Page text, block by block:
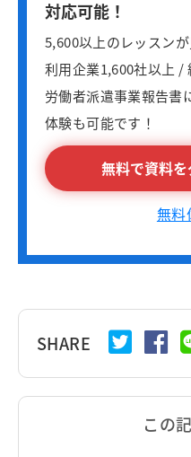
対応可能！
5,600以上のレッスンが
利用企業1,600社以上 /
労働者派遣事業報告書
体験も可能です！
無料で資料
無料
SHARE
この